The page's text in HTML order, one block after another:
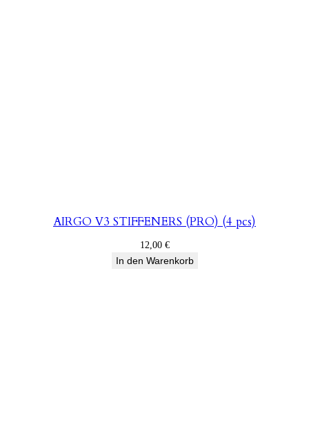
AIRGO V3 STIFFENERS (PRO) (4 pcs)
12,00 €
In den Warenkorb